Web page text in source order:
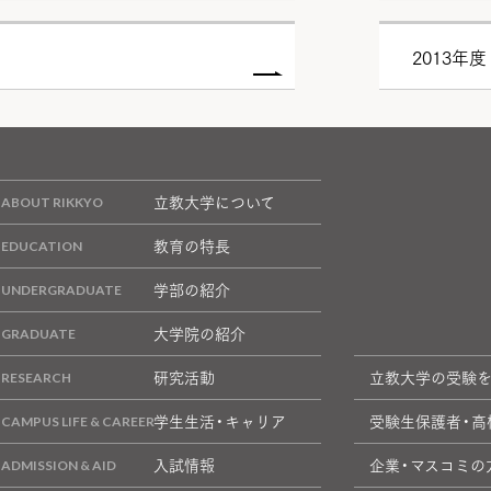
2013年度
立教大学について
教育の特長
学部の紹介
大学院の紹介
研究活動
学生生活・キャリア
入試情報
立教大学の受験
受験生保護者・
企業・マスコミの